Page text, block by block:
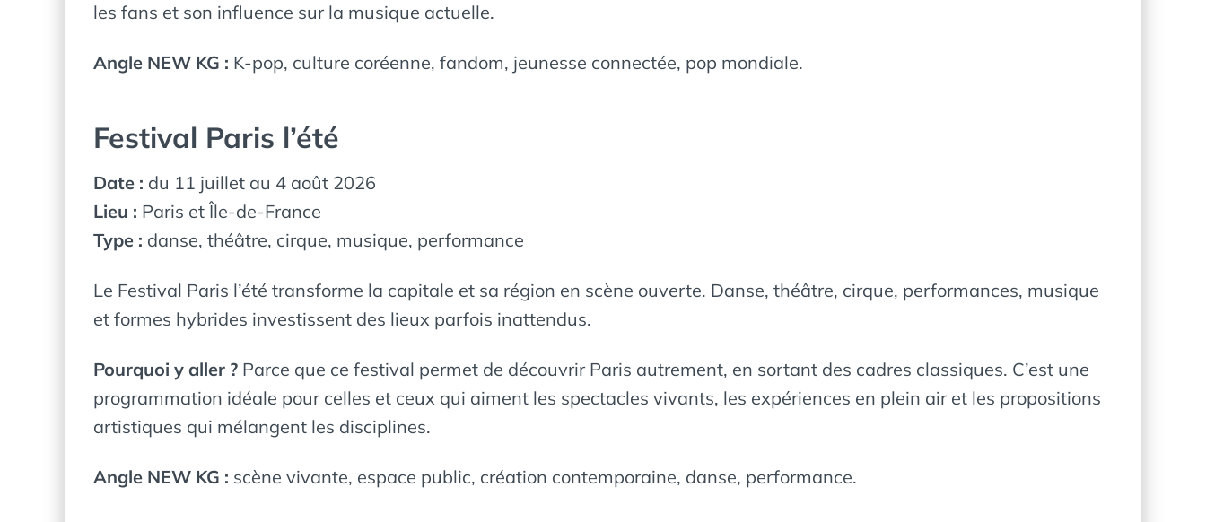
les fans et son influence sur la musique actuelle.
Angle NEW KG : K-pop, culture coréenne, fandom, jeunesse connectée, pop mondiale.
Festival Paris l’été
Date : du 11 juillet au 4 août 2026
Lieu : Paris et Île-de-France
Type : danse, théâtre, cirque, musique, performance
Le Festival Paris l’été transforme la capitale et sa région en scène ouverte. Danse, théâtre, cirque, performances, musique
et formes hybrides investissent des lieux parfois inattendus.
Pourquoi y aller ? Parce que ce festival permet de découvrir Paris autrement, en sortant des cadres classiques. C’est une
programmation idéale pour celles et ceux qui aiment les spectacles vivants, les expériences en plein air et les propositions
artistiques qui mélangent les disciplines.
Angle NEW KG : scène vivante, espace public, création contemporaine, danse, performance.